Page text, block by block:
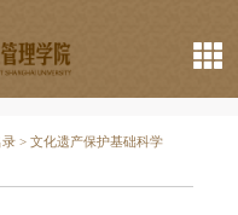
录 >文化遗产保护基础科学